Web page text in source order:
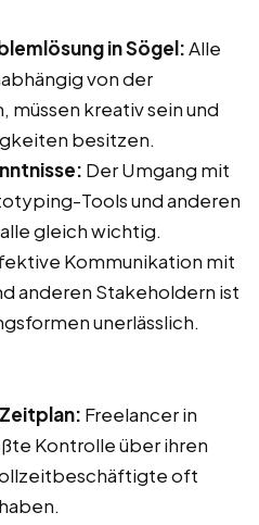
in Sögel:Alle
von der
kreativ sein und
besitzen.
Der Umgang mit
Tools und anderen
gleich wichtig.
Kommunikation mit
anderen Stakeholdern ist
unerlässlich.
Freelancer in
Kontrolle über ihren
oft